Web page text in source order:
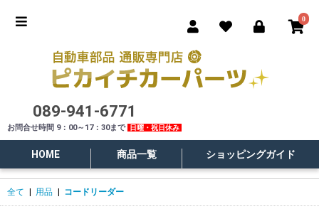
0
089-941-6771
お問合せ時間 9：00～17：30まで 日曜・祝日休み
HOME 商品一覧 ショッピングガイド
全て | 用品 | コードリーダー